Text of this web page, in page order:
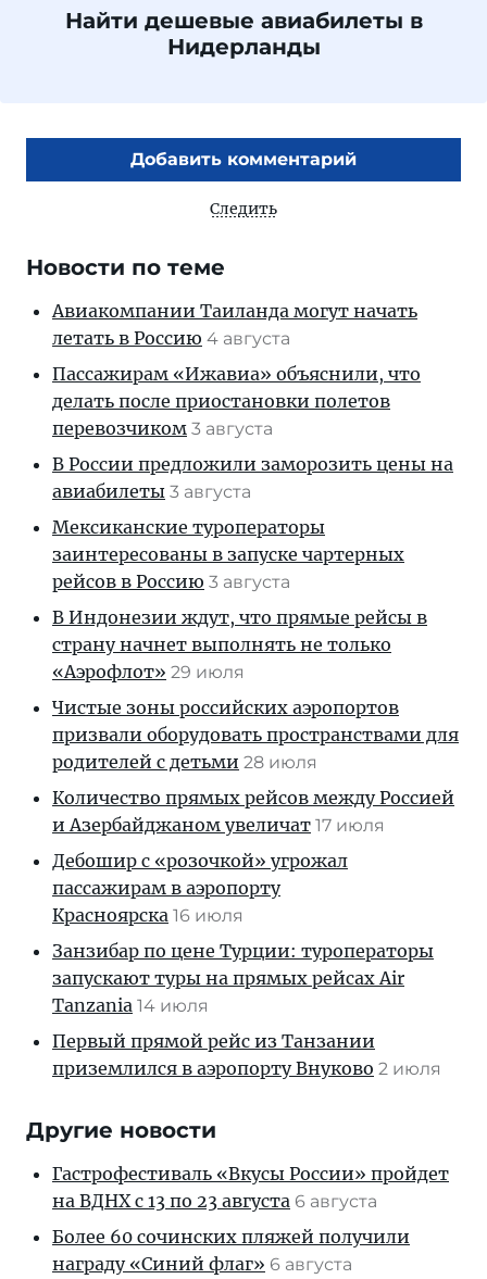
Найти дешевые авиабилеты в
Нидерланды
Добавить комментарий
Следить
Новости по теме
Авиакомпании Таиланда могут начать
летать в Россию 4 августа
Пассажирам «Ижавиа» объяснили, что
делать после приостановки полетов
перевозчиком 3 августа
В России предложили заморозить цены на
авиабилеты 3 августа
Мексиканские туроператоры
заинтересованы в запуске чартерных
рейсов в Россию 3 августа
В Индонезии ждут, что прямые рейсы в
страну начнет выполнять не только
«Аэрофлот» 29 июля
Чистые зоны российских аэропортов
призвали оборудовать пространствами для
родителей с детьми 28 июля
Количество прямых рейсов между Россией
и Азербайджаном увеличат 17 июля
Дебошир с «розочкой» угрожал
пассажирам в аэропорту
Красноярска 16 июля
Занзибар по цене Турции: туроператоры
запускают туры на прямых рейсах Air
Tanzania 14 июля
Первый прямой рейс из Танзании
приземлился в аэропорту Внуково 2 июля
Другие новости
Гастрофестиваль «Вкусы России» пройдет
на ВДНХ с 13 по 23 августа 6 августа
Более 60 сочинских пляжей получили
награду «Синий флаг» 6 августа